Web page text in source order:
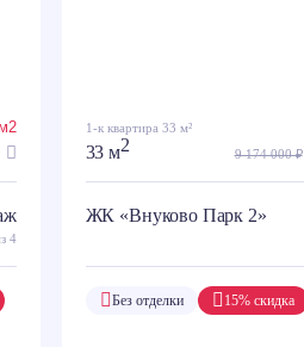
4
1-к квартира 33 м²
33 м2 9 174 000 ₽
ЖК «Внуково Парк 2»
15% скидка
Без отделки